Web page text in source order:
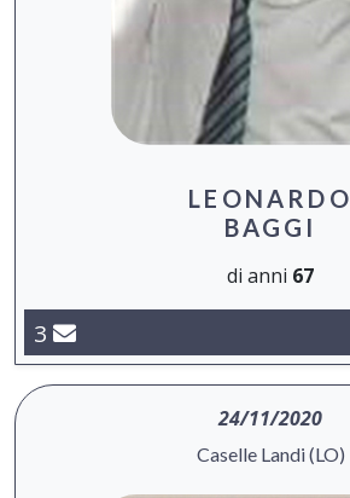
LEONARDO
BAGGI
di anni 67
3
24/11/2020
Caselle Landi (LO)